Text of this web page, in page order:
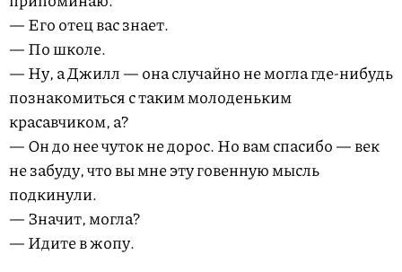
— Его отец вас знает.
— По школе.
— Ну, а Джилл — она случайно не могла где-нибудь
познакомиться с таким молоденьким
красавчиком, а?
— Он до нее чуток не дорос. Но вам спасибо — век
не забуду, что вы мне эту говенную мысль
подкинули.
— Значит, могла?
— Идите в жопу.